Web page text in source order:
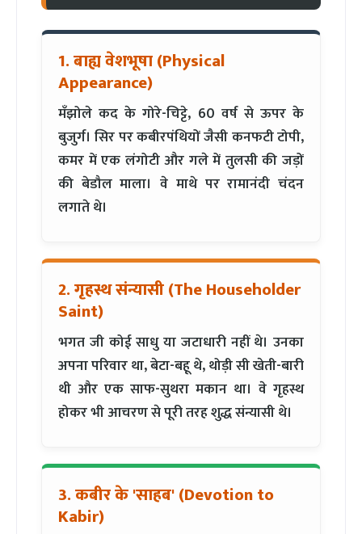
1. बाह्य वेशभूषा (Physical
Appearance)
मँझोले कद के गोरे-चिट्टे, 60 वर्ष से ऊपर के
बुजुर्ग। सिर पर कबीरपंथियों जैसी कनफटी टोपी,
कमर में एक लंगोटी और गले में तुलसी की जड़ों
की बेडौल माला। वे माथे पर रामानंदी चंदन
लगाते थे।
2. गृहस्थ संन्यासी (The Householder
Saint)
भगत जी कोई साधु या जटाधारी नहीं थे। उनका
अपना परिवार था, बेटा-बहू थे, थोड़ी सी खेती-बारी
थी और एक साफ-सुथरा मकान था। वे गृहस्थ
होकर भी आचरण से पूरी तरह शुद्ध संन्यासी थे।
3. कबीर के 'साहब' (Devotion to
Kabir)